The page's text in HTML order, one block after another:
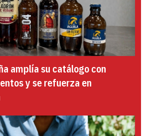
amplía su catálogo con
y se refuerza en